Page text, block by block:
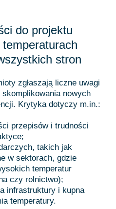
do projektu
stron
zgłaszają liczne uwagi
nowych
Krytyka dotyczy m.in.:
przepisów i trudności
takich jak
w sektorach, gdzie
temperatur
czy rolnictwo);
infrastruktury i kupna
temperatury.